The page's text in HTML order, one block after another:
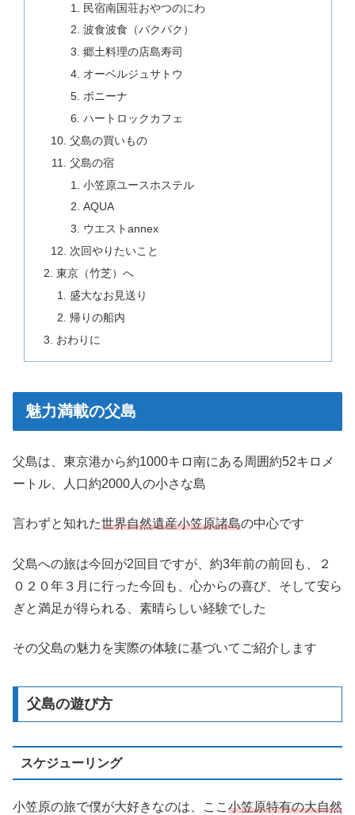
民宿南国荘おやつのにわ
波食波食（パクパク）
郷土料理の店島寿司
オーベルジュサトウ
ボニーナ
ハートロックカフェ
父島の買いもの
父島の宿
小笠原ユースホステル
AQUA
ウエストannex
次回やりたいこと
東京（竹芝）へ
盛大なお見送り
帰りの船内
おわりに
魅力満載の父島
父島は、東京港から約1000キロ南にある周囲約52キロメ
ートル、人口約2000人の小さな島
言わずと知れた世界自然遺産小笠原諸島の中心です
父島への旅は今回が2回目ですが、約3年前の前回も、２
０２０年３月に行った今回も、心からの喜び、そして安ら
ぎと満足が得られる、素晴らしい経験でした
その父島の魅力を実際の体験に基づいてご紹介します
父島の遊び方
スケジューリング
小笠原の旅で僕が大好きなのは、ここ 小笠原特有の大自然